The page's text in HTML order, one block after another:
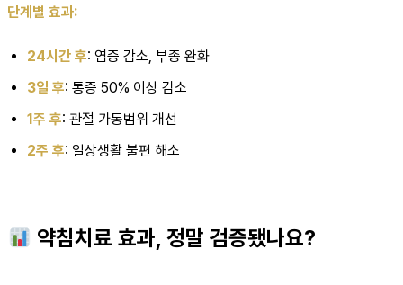
단계별 효과:
24시간 후: 염증 감소, 부종 완화
3일 후: 통증 50% 이상 감소
1주 후: 관절 가동범위 개선
2주 후: 일상생활 불편 해소
약침치료 효과, 정말 검증됐나요?